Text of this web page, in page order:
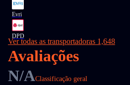
Evri
DPD
Ver todas as transportadoras 1,648
Avaliações
N/AClassificação geral